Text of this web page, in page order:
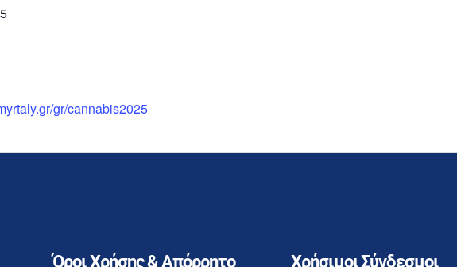
gr/cannabis2025
Όροι Χρήσης & Απόρρητο Χρήσιμοι Σύνδεσμοι